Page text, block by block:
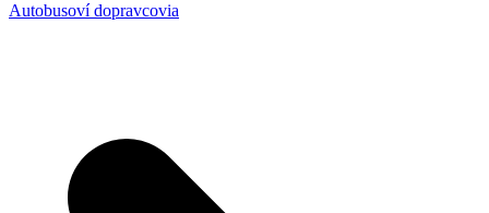
Autobusoví dopravcovia